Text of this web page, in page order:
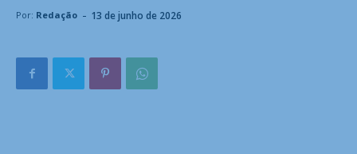
Por: Redação - 13 de junho de 2026